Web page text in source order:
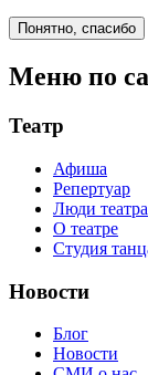
Понятно , спасибо
Меню по
Театр
Афиша
Репертуар
Люди театра
О театре
Студия
Новости
Блог
Новости